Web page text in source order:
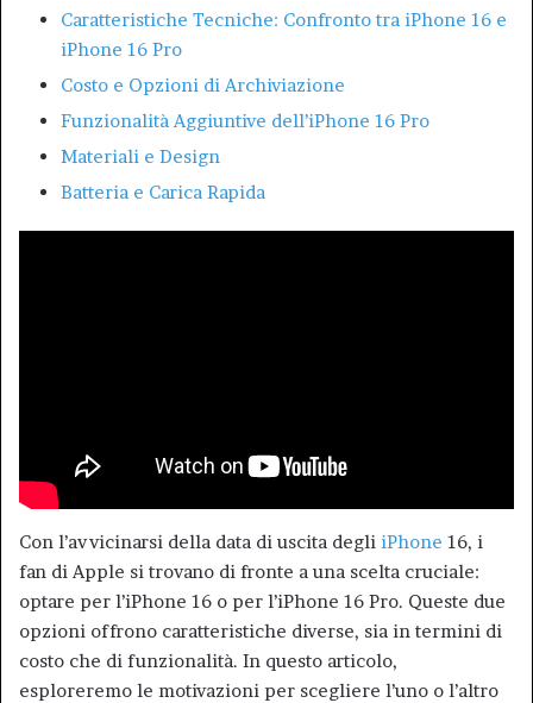
Caratteristiche Tecniche: Confronto tra iPhone 16 e
iPhone 16 Pro
Costo e Opzioni di Archiviazione
Funzionalità Aggiuntive dell’iPhone 16 Pro
Materiali e Design
Batteria e Carica Rapida
Con l’avvicinarsi della data di uscita degli iPhone 16, i
fan di Apple si trovano di fronte a una scelta cruciale:
optare per l’iPhone 16 o per l’iPhone 16 Pro. Queste due
opzioni offrono caratteristiche diverse, sia in termini di
costo che di funzionalità. In questo articolo,
esploreremo le motivazioni per scegliere l’uno o l’altro